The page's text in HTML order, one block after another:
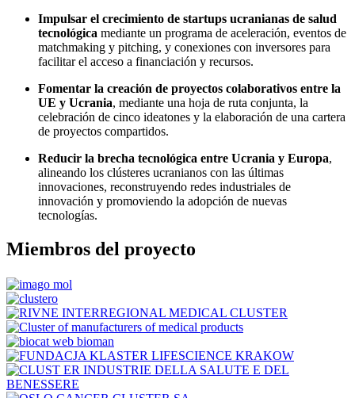
Impulsar el crecimiento de startups ucranianas de salud
tecnológica mediante un programa de aceleración, eventos de
matchmaking y pitching, y conexiones con inversores para
facilitar el acceso a financiación y recursos.
Fomentar la creación de proyectos colaborativos entre la
UE y Ucrania, mediante una hoja de ruta conjunta, la
celebración de cinco ideatones y la elaboración de una cartera
de proyectos compartidos.
Reducir la brecha tecnológica entre Ucrania y Europa,
alineando los clústeres ucranianos con las últimas
innovaciones, reconstruyendo redes industriales de
innovación y promoviendo la adopción de nuevas
tecnologías.
Miembros del proyecto